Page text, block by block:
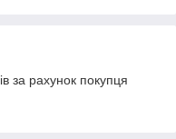
за рахунок покупця